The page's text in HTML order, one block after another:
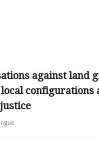
against land
configurations